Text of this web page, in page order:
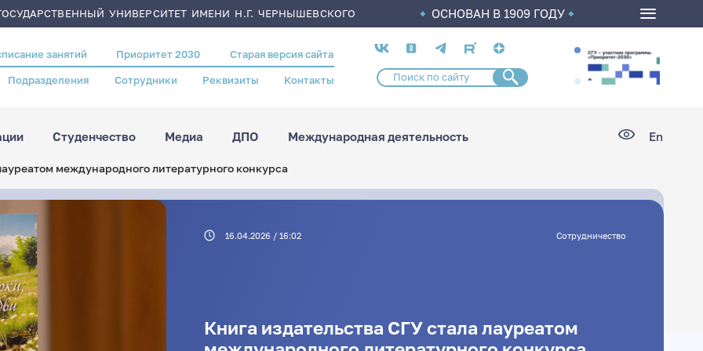
УНИВЕРСИТЕТ ИМЕНИ Н.Г. ЧЕРНЫШЕВСКОГО ОСНОВАН В 1909 ГОДУ
занятий Приоритет 2030 Старая версия сайта
Подразделения Сотрудники Реквизиты Контакты
Социальные
сети
Студенчество Медиа ДПО Международная деятельность En
международного литературного конкурса
16.04.2026 / 16:02 Сотрудничество
Книга издательства СГУ стала лауреатом